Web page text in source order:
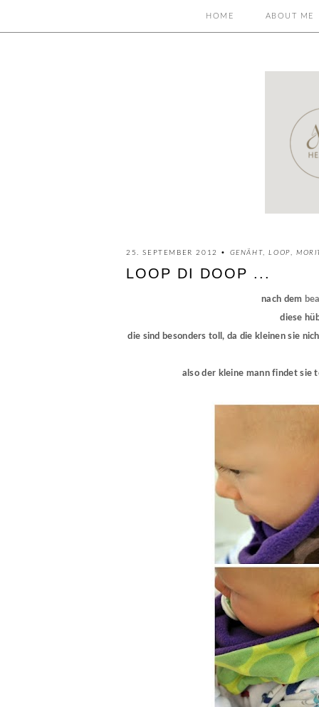
HOME ABOUT ME
25. SEPTEMBER 2012 • GENÄHT,LOOP,
LOOP DI DOOP ...
nach dem
diese
die sind besonders toll, da die kleinen sie
also der kleine mann findet sie